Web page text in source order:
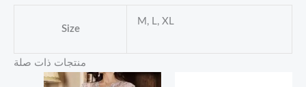
Size
M, L, XL
منتجات ذات صلة